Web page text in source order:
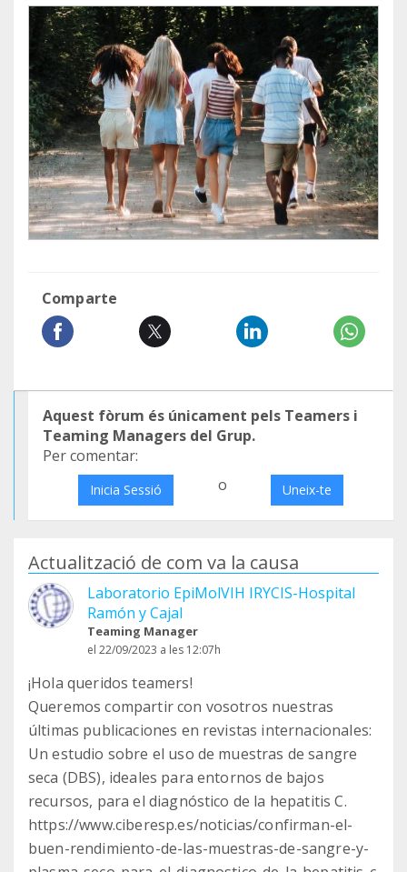
Comparte
Aquest fòrum és únicament pels Teamers i
Teaming Managers del Grup.
Per comentar:
Inicia Sessió o Uneix-te
Actualització de com va la causa
Laboratorio EpiMolVIH IRYCIS-Hospital
Ramón y Cajal
Teaming Manager
el 22/09/2023 a les 12:07h
¡Hola queridos teamers!
Queremos compartir con vosotros nuestras
últimas publicaciones en revistas internacionales:
Un estudio sobre el uso de muestras de sangre
seca (DBS), ideales para entornos de bajos
recursos, para el diagnóstico de la hepatitis C.
https://www.ciberesp.es/noticias/confirman-el-
buen-rendimiento-de-las-muestras-de-sangre-y-